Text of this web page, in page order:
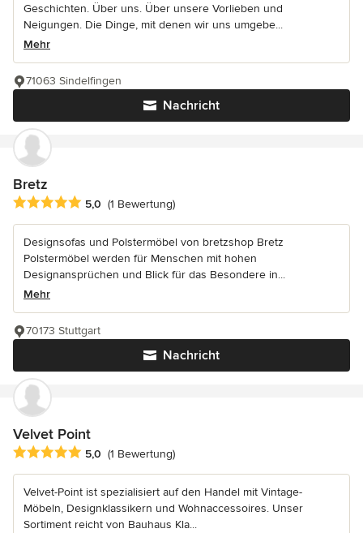
Geschichten. Über uns. Über unsere Vorlieben und
Neigungen. Die Dinge, mit denen wir uns umgebe...
Mehr
Nachricht
71063 Sindelfingen
Bretz
Durchschnittliche Bewertung: 5 von 5 Sternen
5,0 (1 Bewertung)
Designsofas und Polstermöbel von bretzshop Bretz
Polstermöbel werden für Menschen mit hohen
Designansprüchen und Blick für das Besondere in...
Mehr
Nachricht
70173 Stuttgart
Velvet Point
Durchschnittliche Bewertung: 5 von 5 Sternen
5,0 (1 Bewertung)
Velvet-Point ist spezialisiert auf den Handel mit Vintage-
Möbeln, Designklassikern und Wohnaccessoires. Unser
Sortiment reicht von Bauhaus Kla...